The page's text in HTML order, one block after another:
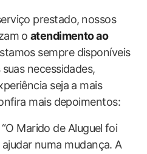
prestado, ⁢nossos
o atendimento ao
sempre disponíveis
necessidades,​
seja a mais‍
mais‌ depoimentos:
⁣“O Marido de Aluguel ⁤foi
numa​ mudança. A